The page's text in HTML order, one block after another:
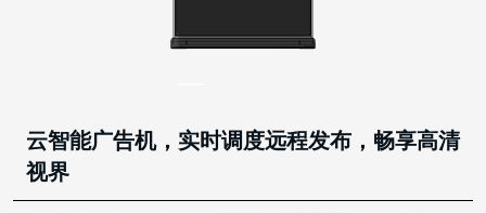
云智能广告机，实时调度远程发布，畅享高清
视界